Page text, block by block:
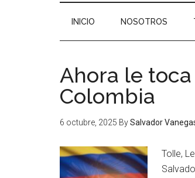
INICIO NOSOTROS
Ahora le
Colombia
6 octubre, 2025 BySalvador
Tolle,